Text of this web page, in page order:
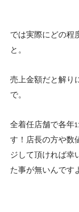
では実際にどの程
と。
売上金額だと解り
で。
全着任店舗で各年
す！店長の方や数
ジして頂ければ幸
た事が無いんで